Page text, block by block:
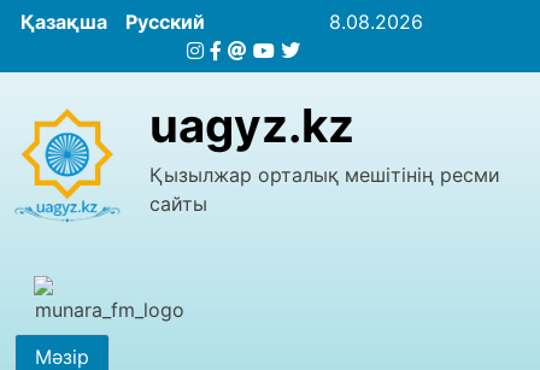
Қазақша Русский 8.08.2026
uagyz.kz
Қызылжар орталық мешітінің ресми
сайты
Мәзір